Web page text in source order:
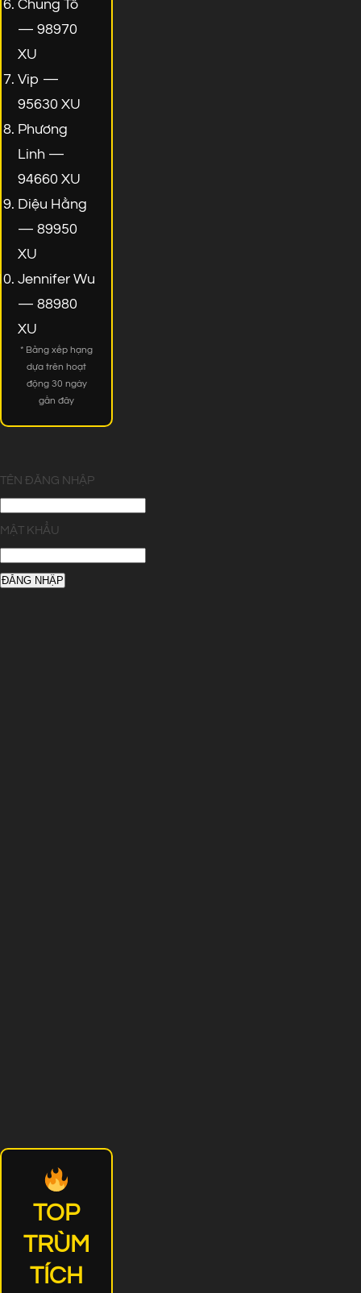
Chung Tô
— 98970
XU
Vip —
95630 XU
Phương
Linh —
94660 XU
Diệu Hằng
— 89950
XU
Jennifer Wu
— 88980
XU
* Bảng xếp hạng
dựa trên hoạt
động 30 ngày
gần đây
TÊN ĐĂNG NHẬP
MẬT KHẨU
TOP
TRÙM
TÍCH